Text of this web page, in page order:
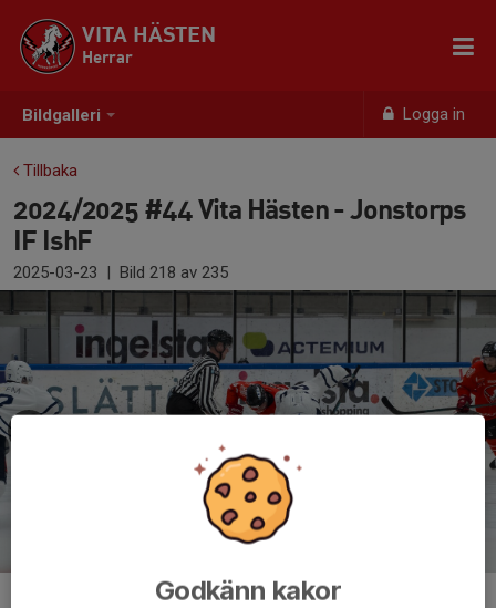
Bildgalleri Logga in
VITA HÄSTEN
Herrar
Tillbaka
2024/2025 #44 Vita Hästen - Jonstorps
IF IshF
2025-03-23 | Bild 218 av 235
Godkänn kakor